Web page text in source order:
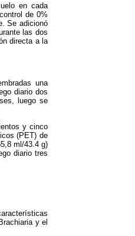
en cada
de 0%
Se adicionó
las dos
directa a la
una
diario dos
luego se
y cinco
(PET) de
ml/43.4 g)
diario tres
y el